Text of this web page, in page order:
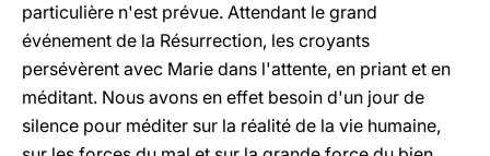
particulière n'est prévue. Attendant le grand
événement de la Résurrection, les croyants
persévèrent avec Marie dans l'attente, en priant et en
méditant. Nous avons en effet besoin d'un jour de
silence pour méditer sur la réalité de la vie humaine,